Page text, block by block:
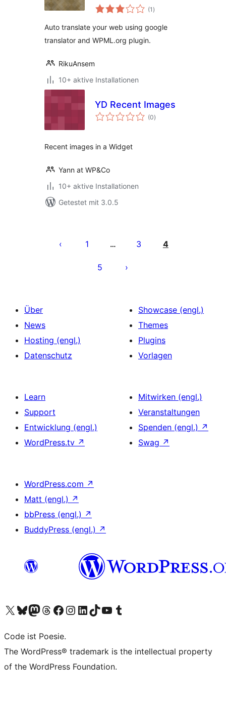
(1 Bewertungen
insgesamt
)
Auto translate your web using google
translator and WPML.org plugin.
RikuAnsem
10+ aktive Installationen
YD Recent Images
(0Bewertungen
insgesamt
)
Recent images in a Widget
Yann at WP&Co
10+ aktive Installationen
Getestet mit 3.0.5
der
1 … 3 4
5
Über
News
Hosting (engl.)
Datenschutz
Showcase (engl.)
Themes
Plugins
Vorlagen
Learn
Support
Entwicklung (engl.)
WordPress.tv ↗
Mitwirken (engl.)
Veranstaltungen
Spenden (engl.) ↗
Swag ↗
WordPress.com ↗
Matt (engl.) ↗
bbPress (engl.) ↗
BuddyPress (engl.) ↗
Unser X-Konto (früher Twitter) besuchen
Unser Bluesky-Konto besuchen
Unser Mastodon-Konto besuchen
Unser Threads-Konto besuchen
Unsere Facebook-Seite besuchen
Unser Instagram-Konto besuchen
Unser LinkedIn-Konto besuchen
Unser TikTok-Konto besuchen
Unseren YouTube-Kanal besuchen
Unser Tumblr-Konto besuchen
Code ist Poesie.
The WordPress® trademark is the intellectual property
of the WordPress Foundation.